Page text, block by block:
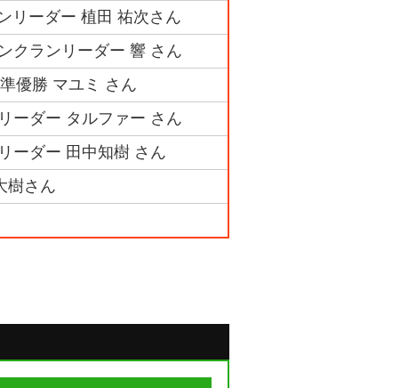
リーダー 植田 祐次さん
クランリーダー 響 さん
優勝 マユミ さん
ーダー タルファー さん
ーダー 田中知樹 さん
樹さん